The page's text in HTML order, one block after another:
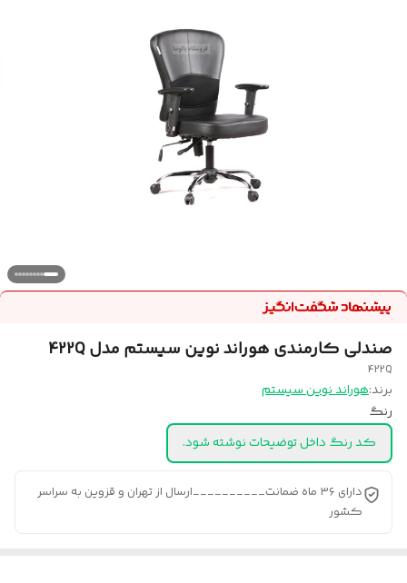
صندلی کارمندی هوراند نوین سیستم مدل 422Q
422Q
برند:هوراند نوین سیستم
رنگ
کد رنگ داخل توضیحات نوشته شود.
دارای ۳۶ ماه ضمانت__________ارسال از تهران و قزوین به سراسر
کشور